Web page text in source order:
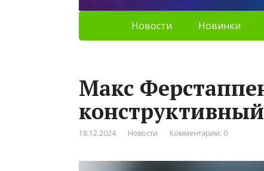
Новости Новинки
Макс
18.12.2024 Новости Комментарии: 0